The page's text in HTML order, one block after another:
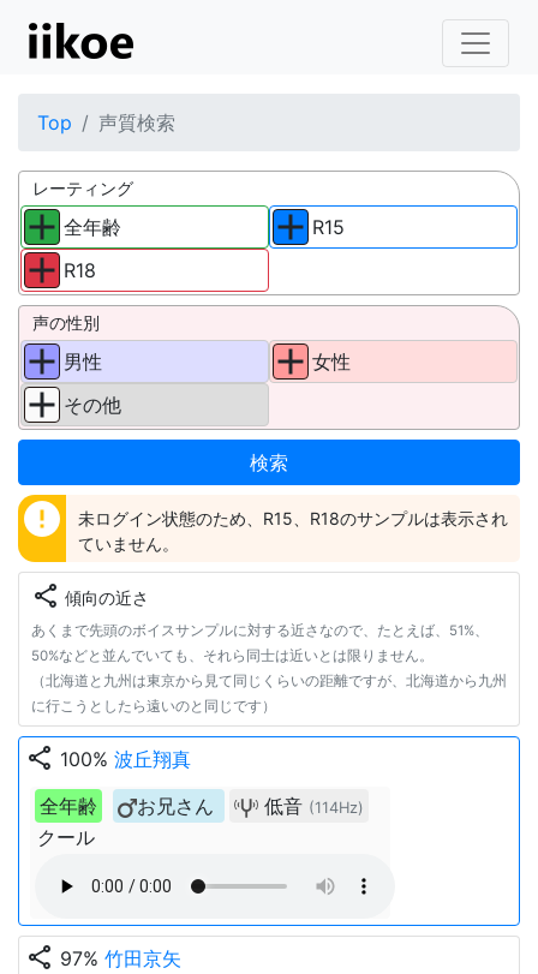
Top 声質検索
レーティング
全年齢
R18
R15
声の性別
男性
その他
女性
error
未ログイン状態のため、R15、R18のサンプルは表示され
ていません。
share 傾向の近さ
あくまで先頭のボイスサンプルに対する近さなので、たとえば、51%、
50%などと並んでいても、それら同士は近いとは限りません。
（北海道と九州は東京から見て同じくらいの距離ですが、北海道から九州
に行こうとしたら遠いのと同じです）
share 100% 波丘翔真
全年齢
お兄さん 低音 (114Hz)
クール
share 97% 竹田京矢